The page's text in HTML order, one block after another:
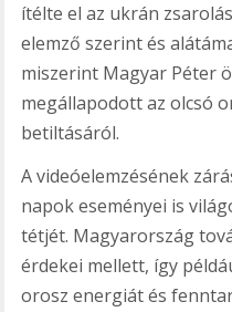
ítélte el az ukrán
elemző szerint és
miszerint Magyar Péter
megállapodott az olcsó
betiltásáról.
A videóelemzésének
napok eseményei is
tétjét. Magyarország
érdekei mellett, így
orosz energiát és